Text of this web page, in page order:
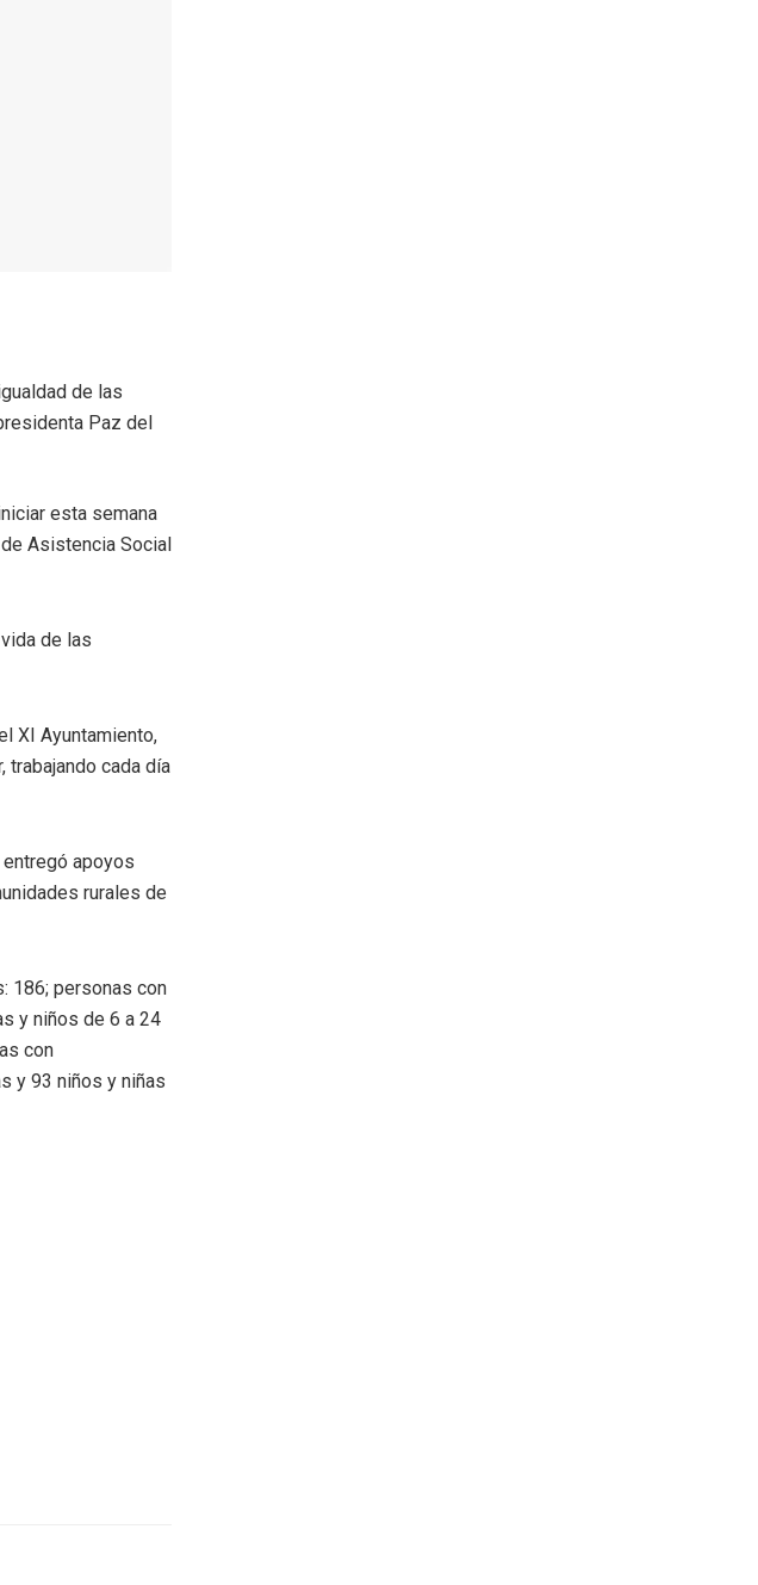
de las
Paz del
esta semana
Asistencia Social
de las
XI Ayuntamiento,
trabajando cada día
apoyos
rurales de
186; personas con
y niños de 6 a 24
con
y 93 niños y niñas